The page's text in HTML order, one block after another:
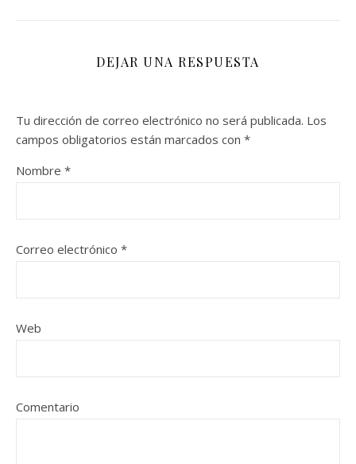
DEJAR UNA RESPUESTA
Tu dirección de correo electrónico no será publicada. Los
campos obligatorios están marcados con *
Nombre *
Correo electrónico *
Web
Comentario